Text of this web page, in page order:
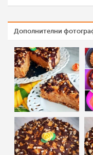
Дополнителни